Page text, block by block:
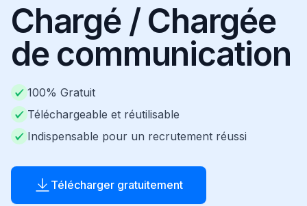
Chargé / Chargée
de communication
100% Gratuit
Téléchargeable et réutilisable
Indispensable pour un recrutement réussi
Télécharger gratuitement